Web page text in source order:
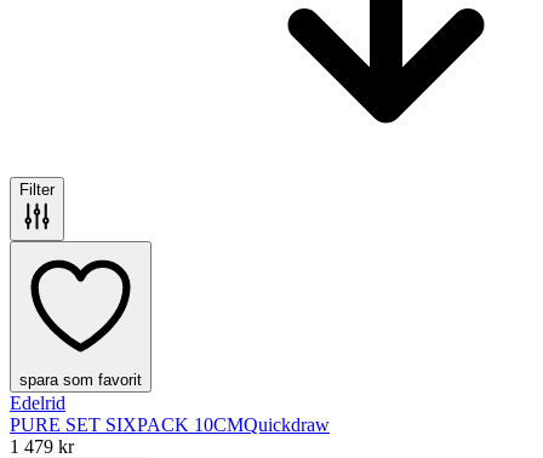
Filter
spara som favorit
Edelrid
PURE SET SIXPACK 10CMQuickdraw
1 479 kr